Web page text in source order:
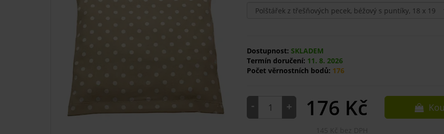
Dostupnost: SKLADEM
Termín doručení: 11. 8. 2026
Počet věrnostních bodů: 176
- + 176 Kč